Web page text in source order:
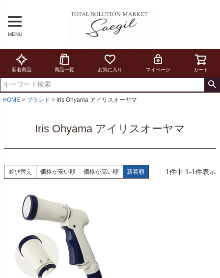
MENU
新着商品 商品一覧 お気に入り マイページ カート
HOME ブランド Iris Ohyama アイリスオーヤマ
Iris Ohyama アイリスオーヤマ
並び替え 価格が安い順 価格が高い順 新着順 1件中 1-1件表示